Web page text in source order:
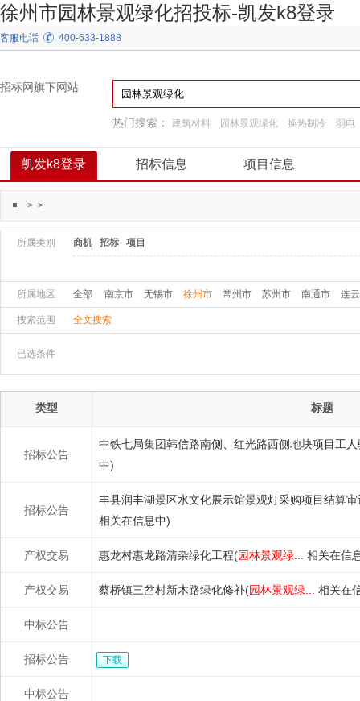
徐州市园林景观绿化招投标-凯发k8登录
客服电话 400-633-1888
招标网旗下网站
热门搜索： 建筑材料 园林景观绿化 换热制冷
弱电
凯发k8登录 招标信息 项目信息
> >
所属类别 商机 招标 项目
所属地区 全部 南京市 无锡市 徐州市 常州市 苏州市 南通市 连
搜索范围 全文搜索
已选条件
类型 标题
招标公告
中铁七局集团韩信路南侧、红光路西侧地块项目工
中)
招标公告
丰县润丰湖景区水文化展示馆景观灯采购项目结算
相关在信息中)
产权交易 惠龙村惠龙路清杂绿化工程(园林景观绿... 相关在信
产权交易 蔡桥镇三岔村新木路绿化修补(园林景观绿... 相关在
中标公告
招标公告 下载
中标公告